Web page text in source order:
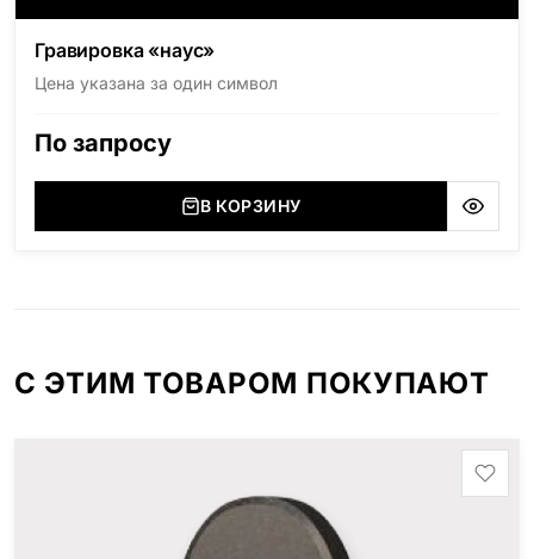
Гравировка «наус»
Цена указана за один символ
По запросу
В КОРЗИНУ
С ЭТИМ ТОВАРОМ ПОКУПАЮТ